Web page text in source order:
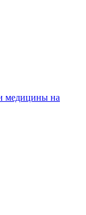
медицины на